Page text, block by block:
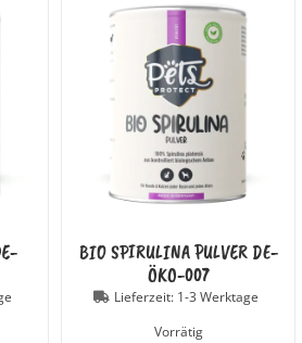
BIO SPIRULINA PULVER DE-
ÖKO-007
Lieferzeit: 1-3 Werktage
Vorrätig